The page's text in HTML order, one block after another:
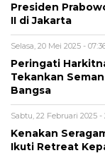
Presiden
II di Jakarta
Selasa, 20 Mei 2025 -
Peringati
Tekankan
Bangsa
Sabtu, 22 Februari 2025 -
Kenakan
Ikuti Retreat